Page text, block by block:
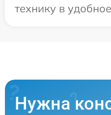
технику в
Нужна